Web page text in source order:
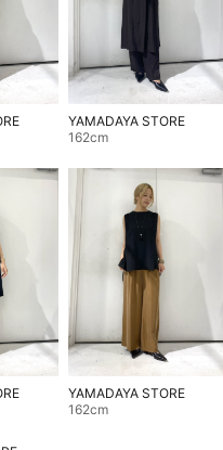
YAMADAYA STORE
162cm
YAMADAYA STORE
162cm